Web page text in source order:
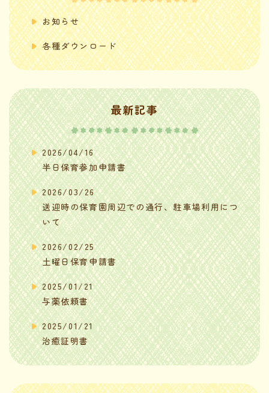
お知らせ
各種ダウンロード
最新記事
2026/04/16
半日保育参加申請書
2026/03/26
送迎時の保育園周辺での通行、駐車場利用につ
いて
2026/02/25
土曜日保育申請書
2025/01/21
与薬依頼書
2025/01/21
治癒証明書